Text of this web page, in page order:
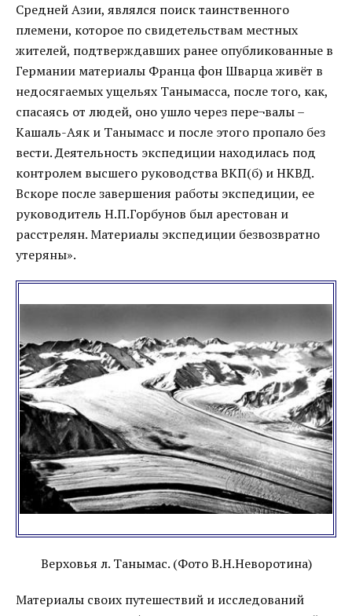
Средней Азии, являлся поиск таинственного
племени, которое по свидетельствам местных
жителей, подтверждавших ранее опубликованные в
Германии материалы Франца фон Шварца живёт в
недосягаемых ущельях Танымасса, после того, как,
спасаясь от людей, оно ушло через пере¬валы –
Кашаль-Аяк и Танымасс и после этого пропало без
вести. Деятельность экспедиции находилась под
контролем высшего руководства ВКП(б) и НКВД.
Вскоре после завершения работы экспедиции, ее
руководитель Н.П.Горбунов был арестован и
расстрелян. Материалы экспедиции безвозвратно
утеряны».
Верховья л. Танымас. (Фото В.Н.Неворотина)
Материалы своих путешествий и исследований